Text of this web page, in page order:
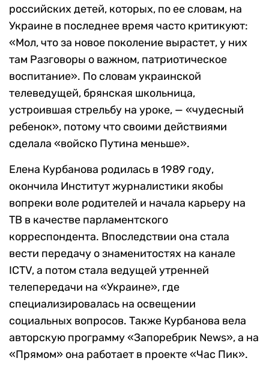
российских детей, которых, по ее словам, на
Украине в последнее время часто критикуют:
«Мол, что за новое поколение вырастет, у них
там Разговоры о важном, патриотическое
воспитание». По словам украинской
телеведущей, брянская школьница,
устроившая стрельбу на уроке, — «чудесный
ребенок», потому что своими действиями
сделала «войско Путина меньше».
Елена Курбанова родилась в 1989 году,
окончила Институт журналистики якобы
вопреки воле родителей и начала карьеру на
ТВ в качестве парламентского
корреспондента. Впоследствии она стала
вести передачу о знаменитостях на канале
ICTV, а потом стала ведущей утренней
телепередачи на «Украине», где
специализировалась на освещении
социальных вопросов. Также Курбанова вела
авторскую программу «Запоребрик News», а на
«Прямом» она работает в проекте «Час Пик».